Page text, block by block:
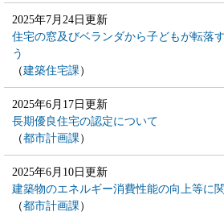
2025年7月24日更新
住宅の窓及びベランダから子どもが転落
う
建築住宅課
2025年6月17日更新
長期優良住宅の認定について
都市計画課
2025年6月10日更新
建築物のエネルギー消費性能の向上等に
都市計画課